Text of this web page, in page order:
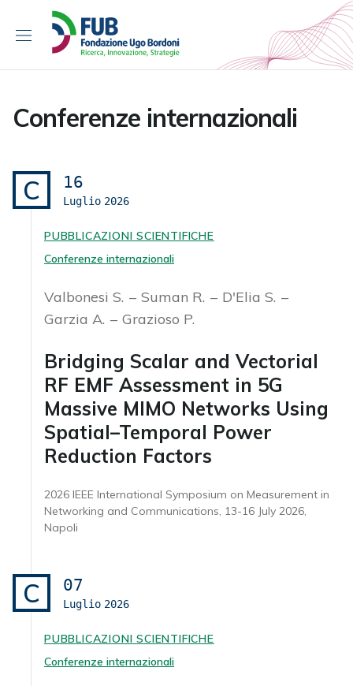
p
Conferenze internazionali
C 16
Luglio 2026
PUBBLICAZIONI SCIENTIFICHE
Conferenze internazionali
Valbonesi S. Suman R.
D'Elia S.
Garzia A.
Grazioso P.
Bridging Scalar and Vectorial
RF EMF Assessment in 5G
Massive MIMO Networks Using
Spatial–Temporal Power
Reduction Factors
2026 IEEE International Symposium on Measurement in
Networking and Communications, 13-16 July 2026,
Napoli
C 07
Luglio 2026
PUBBLICAZIONI SCIENTIFICHE
Conferenze internazionali